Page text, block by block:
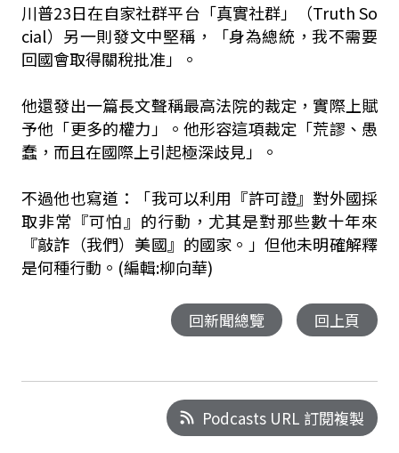
川普23日在自家社群平台「真實社群」（Truth So
cial）另一則發文中堅稱，「身為總統，我不需要
回國會取得關稅批准」。
他還發出一篇長文聲稱最高法院的裁定，實際上賦
予他「更多的權力」。他形容這項裁定「荒謬、愚
蠢，而且在國際上引起極深歧見」。
不過他也寫道：「我可以利用『許可證』對外國採
取非常『可怕』的行動，尤其是對那些數十年來
『敲詐（我們）美國』的國家。」但他未明確解釋
是何種行動。(編輯:柳向華)
回新聞總覽 回上頁
Podcasts URL 訂閱複製